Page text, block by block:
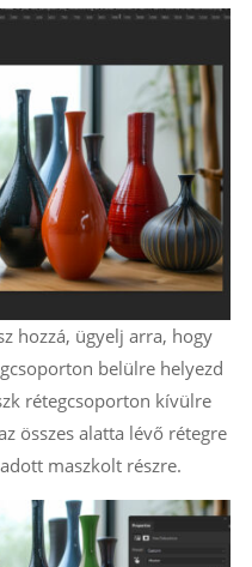
hozzá, ügyelj arra, hogy
belülre helyezd
rétegcsoporton kívülre
összes alatta lévő rétegre
maszkolt részre.